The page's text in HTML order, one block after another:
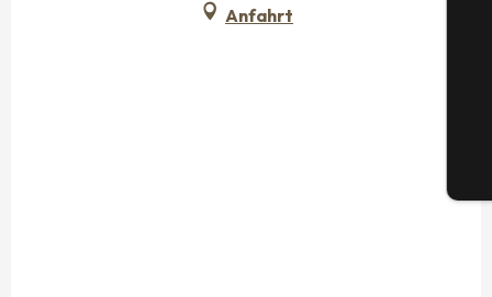
Anfahrt